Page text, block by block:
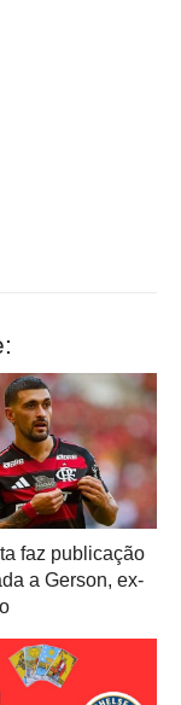
faz publicação
a Gerson, ex-